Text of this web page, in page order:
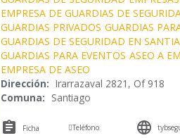
EMPRESA DE GUARDIAS DE
GUARDIAS PRIVADOS GUARDIAS
GUARDIAS DE SEGURIDAD EN
GUARDIAS PARA EVENTOS ASEO A
EMPRESA DE ASEO
Dirección: Irarrazaval 2821, Of 918
Comuna: Santiago
 Ficha Teléfono 